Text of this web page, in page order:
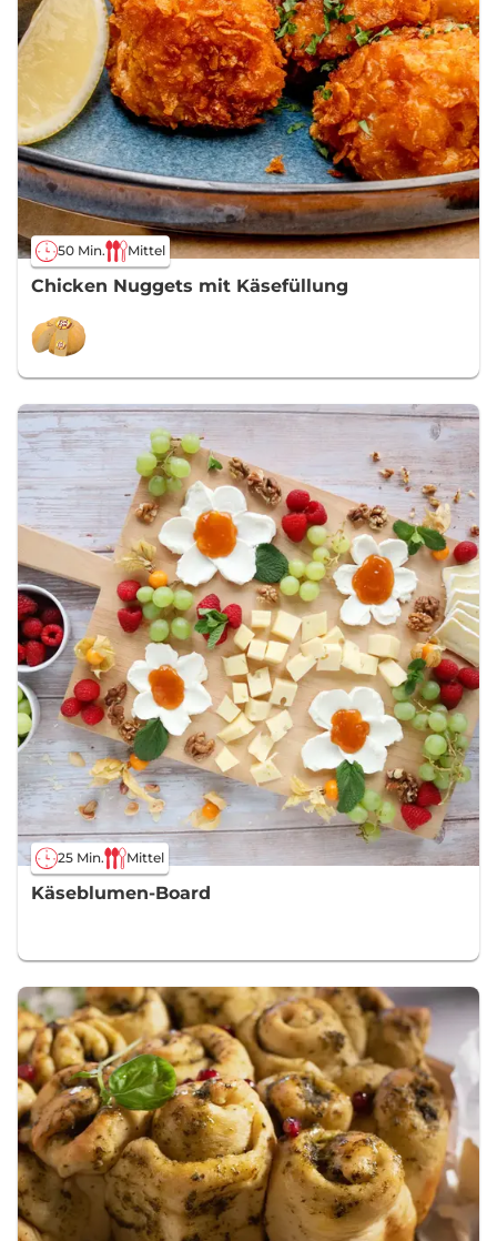
50 Min. Mittel
Chicken Nuggets mit Käsefüllung
25 Min. Mittel
Käseblumen-Board